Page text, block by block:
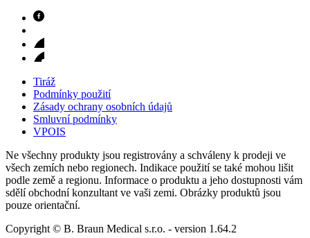
Tiráž
Podmínky použití
Zásady ochrany osobních údajů
Smluvní podmínky
VPOIS
Ne všechny produkty jsou registrovány a schváleny k prodeji ve
všech zemích nebo regionech. Indikace použití se také mohou lišit
podle země a regionu. Informace o produktu a jeho dostupnosti vám
sdělí obchodní konzultant ve vaši zemi. Obrázky produktů jsou
pouze orientační.
Copyright © B. Braun Medical s.r.o. - version 1.64.2